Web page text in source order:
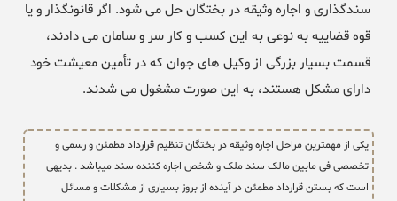
سندگذاری و اجاره وثیقه در بختگان حل می شود. اگر قانونگذار و یا
قوه قضاییه به نوعی به این کسب و کار سر و سامان می دادند،
قسمت بسیار بزرگی از وکیل های جوان که در تأمین معیشت خود
دارای مشکل هستند، به این صورت مشغول می شدند.
یکی از مهمترین مراحل اجاره وثیقه در بختگان تنظیم قرارداد مطمئن و رسمی و
تخصصی فی مابین مالک سند ملک و شخص اجاره کننده سند میباشد . بدیهی
است که بستن قرارداد مطمئن در آینده از بروز بسیاری از مشکلات و مسائل